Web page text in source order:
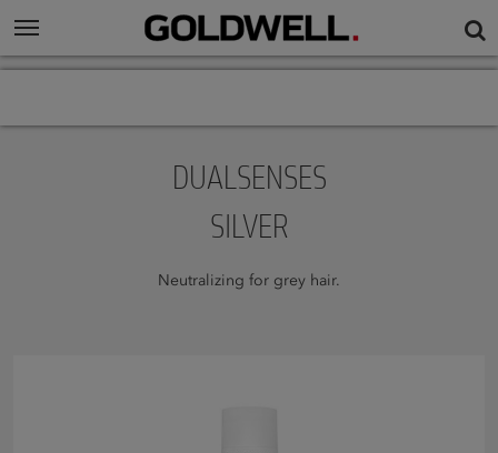
DUALSENSES
SILVER
Neutralizing for grey hair.